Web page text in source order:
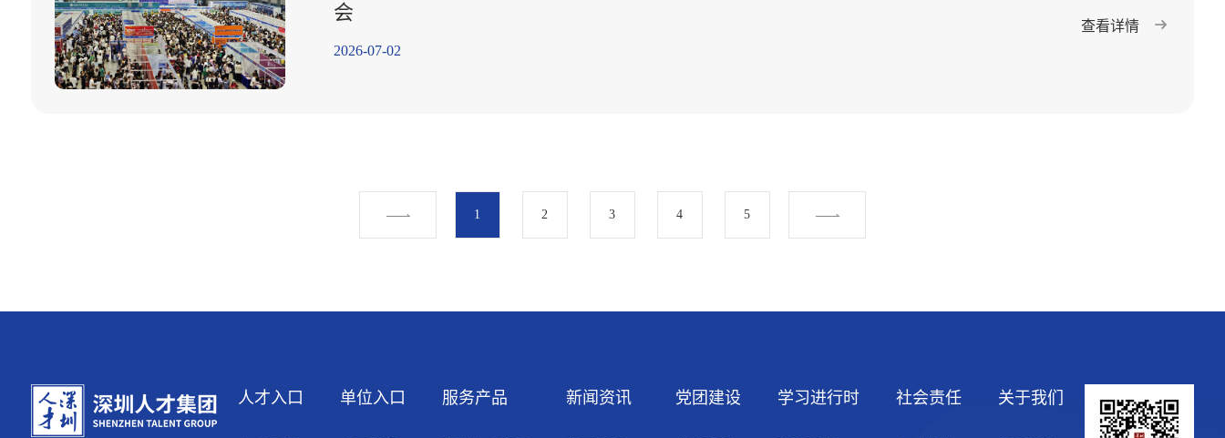
会
2026-07-02
查看详情
1 2 3 4 5
人才入口 单位入口 服务产品 新闻资讯 党团建设 学习进行时 社会责任 关于我们